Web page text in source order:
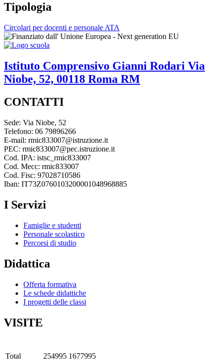
Tipologia
Circolari per docenti e personale ATA
Istituto Comprensivo Gianni Rodari Via
Niobe, 52, 00118 Roma RM
CONTATTI
Sede: Via Niobe, 52
Telefono: 06 79896266
E-mail: rmic833007@istruzione.it
PEC: rmic833007@pec.istruzione.it
Cod. IPA: istsc_rmic833007
Cod. Mecc: rmic833007
Cod. Fisc: 97028710586
Iban: IT73Z0760103200001048968885
I Servizi
Famiglie e studenti
Personale scolastico
Percorsi di studio
Didattica
Offerta formativa
Le schede didattiche
I progetti delle classi
VISITE
Total 254995 1677995